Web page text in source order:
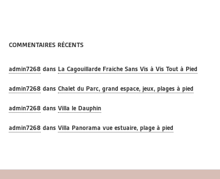
COMMENTAIRES RÉCENTS
admin7268 dans La Cagouillarde Fraîche Sans Vis à Vis Tout à Pied
admin7268 dans Chalet du Parc, grand espace, jeux, plages à pied
admin7268 dans Villa le Dauphin
admin7268 dans Villa Panorama vue estuaire, plage à pied